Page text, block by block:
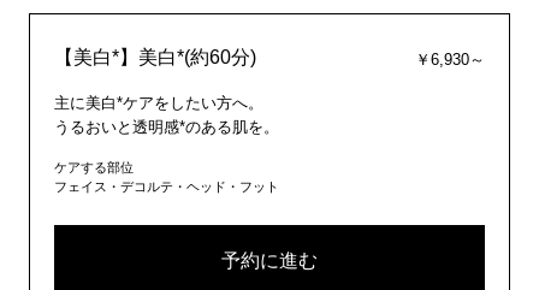
【美白*】美白*(約60分) ￥6,930～
主に美白*ケアをしたい方へ。
うるおいと透明感*のある肌を。
ケアする部位
フェイス・デコルテ・ヘッド・フット
予約に進む